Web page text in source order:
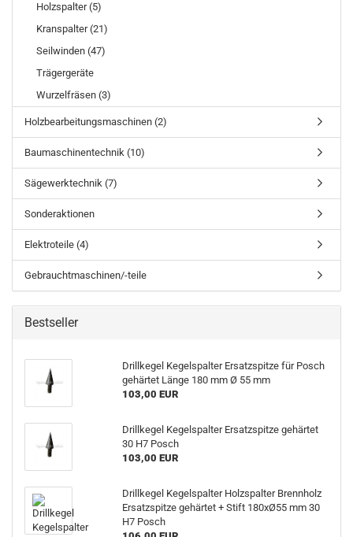
Holzspalter (5)
Kranspalter (21)
Seilwinden (47)
Trägergeräte
Wurzelfräsen (3)
Holzbearbeitungsmaschinen (2)
Baumaschinentechnik (10)
Sägewerktechnik (7)
Sonderaktionen
Elektroteile (4)
Gebrauchtmaschinen/-teile
Bestseller
Drillkegel Kegelspalter Ersatzspitze für Posch
gehärtet Länge 180 mm Ø 55 mm
103,00 EUR
Drillkegel Kegelspalter Ersatzspitze gehärtet
30 H7 Posch
103,00 EUR
Drillkegel Kegelspalter Holzspalter Brennholz
Ersatzspitze gehärtet + Stift 180xØ55 mm 30
H7 Posch